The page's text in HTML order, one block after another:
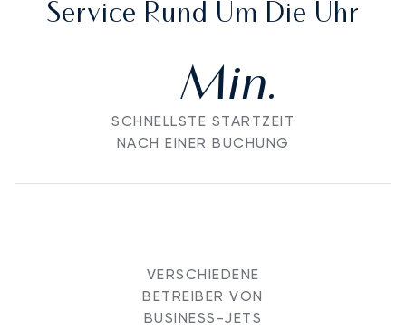
Service Rund Um Die Uhr
Min.
SCHNELLSTE STARTZEIT
NACH EINER BUCHUNG
VERSCHIEDENE
BETREIBER VON
BUSINESS-JETS